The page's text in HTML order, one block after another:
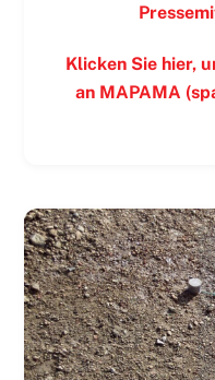
Klicken Sie hier,
an MAPAMA